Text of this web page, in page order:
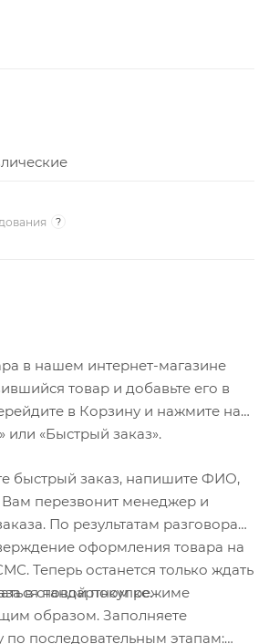
?
в нашем интернет-магазине
товар и добавьте его в
в Корзину и нажмите на
или «Быстрый заказ».
быстрый заказ, напишите ФИО,
перезвонит менеджер и
По результатам разговора
оформления товара на
Теперь останется только ждать
новой покупке.
в стандартном режиме
образом. Заполняете
последовательным этапам: